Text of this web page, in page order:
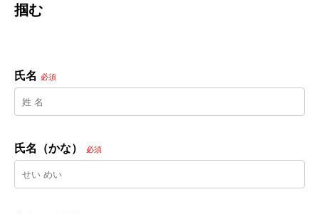
掴む
氏名 必須
氏名（かな） 必須